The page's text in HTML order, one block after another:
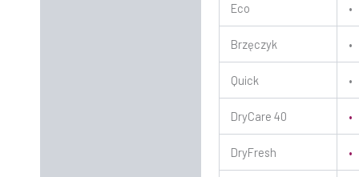
Eco •
Brzęczyk •
Quick •
DryCare 40 •
DryFresh •